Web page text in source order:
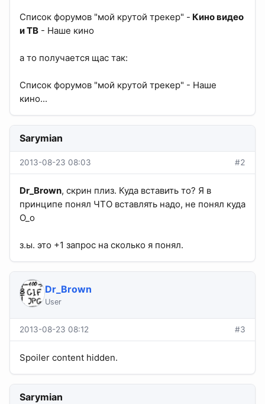
Список форумов "мой крутой трекер" - Кино видео
и ТВ - Наше кино
а то получается щас так:
Список форумов "мой крутой трекер" - Наше
кино...
Sarymian
2013-08-23 08:03 #2
Dr_Brown, скрин плиз. Куда вставить то? Я в
принципе понял ЧТО вставлять надо, не понял куда
О_о
з.ы. это +1 запрос на сколько я понял.
Dr_Brown
User
2013-08-23 08:12 #3
Spoiler content hidden.
Sarymian